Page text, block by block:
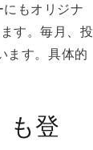
もオリジナ
す。毎⽉、投
ます。具体的
も登